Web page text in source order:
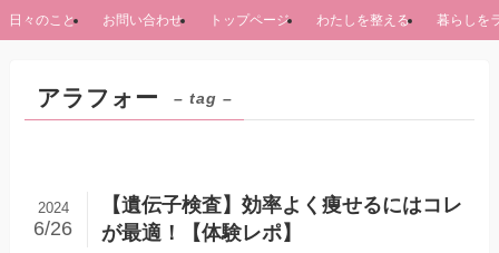
日々のこと お問い合わせ トップページ わたしを整える 暮らしを
アラフォー – tag –
【遺伝子検査】効率よく痩せるにはコレ
が最適！【体験レポ】
2024
6/26